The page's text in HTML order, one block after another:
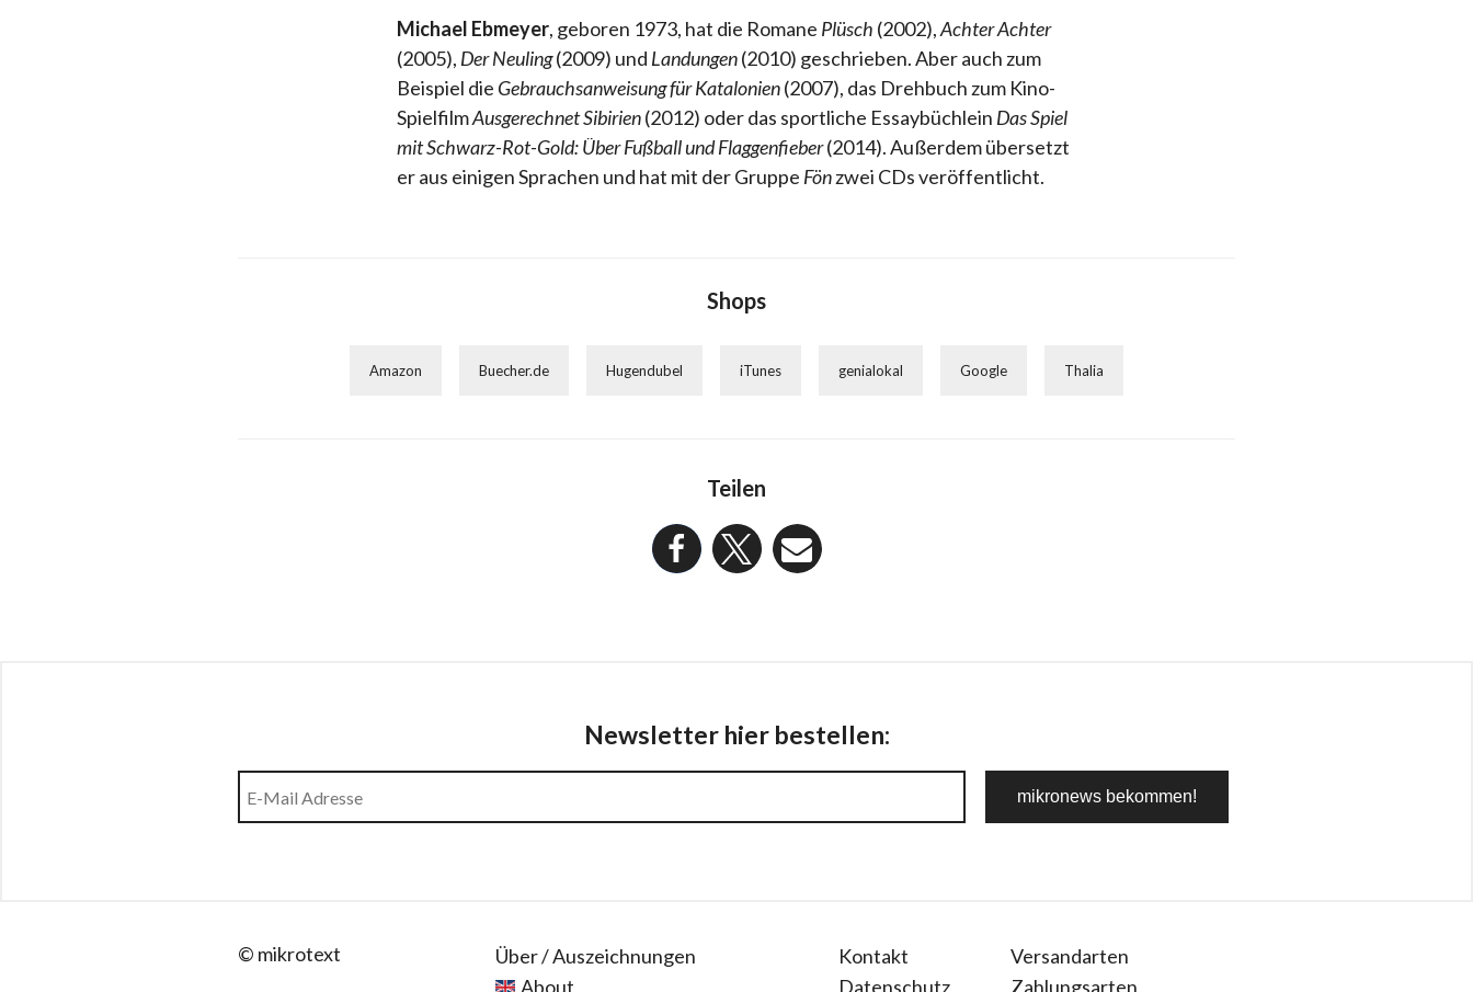
Michael Ebmeyer, geboren 1973, hat die Romane Plüsch (2002),Achter Achter
(2005), Der Neuling(2009) und Landungen(2010) geschrieben. Aber auch zum
Beispiel die Gebrauchsanweisung für Katalonien(2007), das Drehbuch zum Kino-
SpielfilmAusgerechnet Sibirien(2012) oder das sportliche Essaybüchlein Das Spiel
mit Schwarz-Rot-Gold: Über Fußball und Flaggenfieber(2014). Außerdem übersetzt
er aus einigen Sprachen und hat mit der Gruppe Fönzwei CDs veröffentlicht.
Shops
Amazon Buecher.de Hugendubel iTunes genialokal Google Thalia
Teilen
Newsletter hier bestellen:
© mikrotext
Über / Auszeichnungen
About
Kontakt
Datenschutz
Versandarten
Zahlungsarten